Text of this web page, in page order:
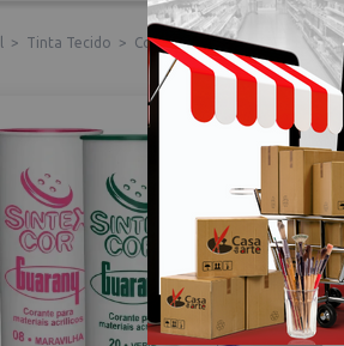
> Tinta Tecido > Corante Guarany Sintexcor